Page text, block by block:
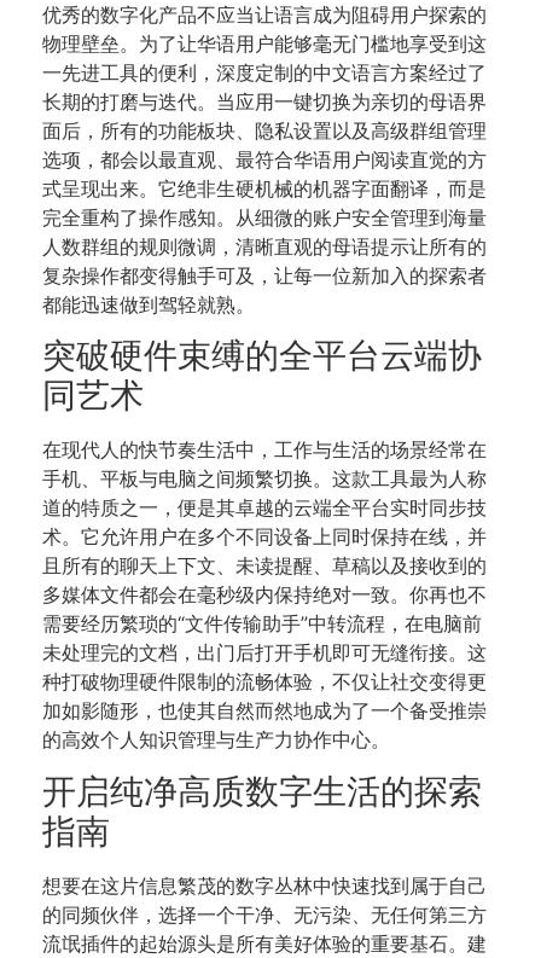
优秀的数字化产品不应当让语言成为阻碍用户探索的
物理壁垒。为了让华语用户能够毫无门槛地享受到这
一先进工具的便利，深度定制的中文语言方案经过了
长期的打磨与迭代。当应用一键切换为亲切的母语界
面后，所有的功能板块、隐私设置以及高级群组管理
选项，都会以最直观、最符合华语用户阅读直觉的方
式呈现出来。它绝非生硬机械的机器字面翻译，而是
完全重构了操作感知。从细微的账户安全管理到海量
人数群组的规则微调，清晰直观的母语提示让所有的
复杂操作都变得触手可及，让每一位新加入的探索者
都能迅速做到驾轻就熟。
突破硬件束缚的全平台云端协
同艺术
在现代人的快节奏生活中，工作与生活的场景经常在
手机、平板与电脑之间频繁切换。这款工具最为人称
道的特质之一，便是其卓越的云端全平台实时同步技
术。它允许用户在多个不同设备上同时保持在线，并
且所有的聊天上下文、未读提醒、草稿以及接收到的
多媒体文件都会在毫秒级内保持绝对一致。你再也不
需要经历繁琐的“文件传输助手”中转流程，在电脑前
未处理完的文档，出门后打开手机即可无缝衔接。这
种打破物理硬件限制的流畅体验，不仅让社交变得更
加如影随形，也使其自然而然地成为了一个备受推崇
的高效个人知识管理与生产力协作中心。
开启纯净高质数字生活的探索
指南
想要在这片信息繁茂的数字丛林中快速找到属于自己
的同频伙伴，选择一个干净、无污染、无任何第三方
流氓插件的起始源头是所有美好体验的重要基石。建